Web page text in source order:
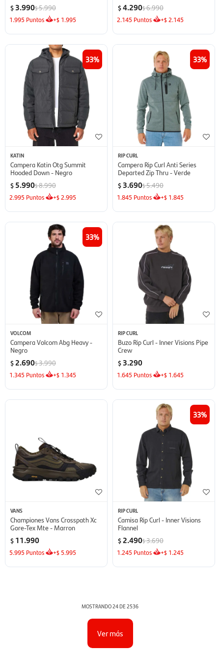
$ 3.990$5.990
1.995 Puntos +$ 1.995
$4.290$6.990
2.145 Puntos +$ 2.145
33
KATIN
Campera Katin Otg Summit
Hooded Down - Negro
$ 5.990$8.990
2.995 Puntos +$ 2.995
33
RIP CURL
Campera Rip Curl Anti Series
Departed Zip Thru - Verde
$ 3.690$5.490
1.845 Puntos +$ 1.845
33
VOLCOM
Campera Volcom Abg Heavy -
Negro
$ 2.690$3.990
1.345 Puntos +$ 1.345
RIP CURL
Buzo Rip Curl - Inner Visions Pipe
Crew
$ 3.290
1.645 Puntos +$ 1.645
VANS
Championes Vans Crosspath Xc
Gore-Tex Mte - Marron
$ 11.990
5.995 Puntos +$ 5.995
33
RIP CURL
Camisa Rip Curl - Inner Visions
Flannel
$ 2.490$3.690
1.245 Puntos +$ 1.245
MOSTRANDO24DE2536
Ver más